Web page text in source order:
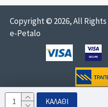
ΚΑΛΆΘΙ
Copyright © 2026, All Rights
e-Petalo